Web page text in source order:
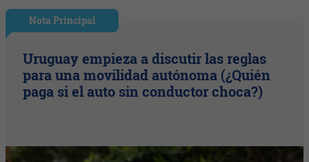
Nota Principal
Uruguay empieza a discutir las reglas
para una movilidad autónoma (¿Quién
paga si el auto sin conductor choca?)